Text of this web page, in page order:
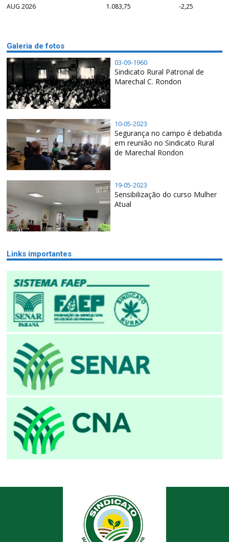
AUG 2026 1.083,75 -2,25
Galeria de fotos
03-09-1960
Sindicato Rural Patronal de
Marechal C. Rondon
10-05-2023
Segurança no campo é debatida
em reunião no Sindicato Rural
de Marechal Rondon
19-05-2023
Sensibilização do curso Mulher
Atual
Links importantes